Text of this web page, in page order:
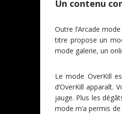
Un contenu
Outre l’Arcade
titre propose un
mode galerie, un
Le mode OverKill
d’OverKill apparaît.
jauge. Plus les
mode m’a permis